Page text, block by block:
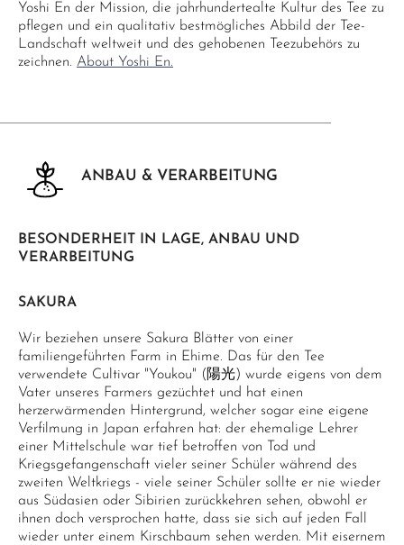
Yoshi En der Mission, die jahrhundertealte Kultur des Tee zu
pflegen und ein qualitativ bestmögliches Abbild der Tee-
Landschaft weltweit und des gehobenen Teezubehörs zu
zeichnen. About Yoshi En.
ANBAU & VERARBEITUNG
BESONDERHEIT IN LAGE, ANBAU UND
VERARBEITUNG
SAKURA
Wir beziehen unsere Sakura Blätter von einer
familiengeführten Farm in Ehime. Das für den Tee
verwendete Cultivar "Youkou" (陽光) wurde eigens von dem
Vater unseres Farmers gezüchtet und hat einen
herzerwärmenden Hintergrund, welcher sogar eine eigene
Verfilmung in Japan erfahren hat: der ehemalige Lehrer
einer Mittelschule war tief betroffen von Tod und
Kriegsgefangenschaft vieler seiner Schüler während des
zweiten Weltkriegs - viele seiner Schüler sollte er nie wieder
aus Südasien oder Sibirien zurückkehren sehen, obwohl er
ihnen doch versprochen hatte, dass sie sich auf jeden Fall
wieder unter einem Kirschbaum sehen werden. Mit eisernem